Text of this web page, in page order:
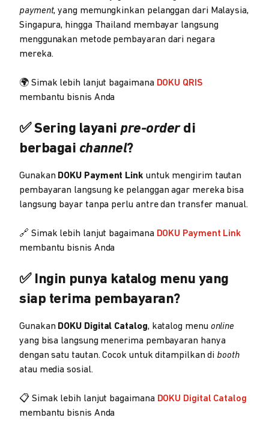
payment, yang memungkinkan pelanggan dari Malaysia,
Singapura, hingga Thailand membayar langsung
menggunakan metode pembayaran dari negara
mereka.
🌍 Simak lebih lanjut bagaimana DOKU QRIS
membantu bisnis Anda
✅ Sering layani pre-order di
berbagai channel?
Gunakan DOKU Payment Link untuk mengirim tautan
pembayaran langsung ke pelanggan agar mereka bisa
langsung bayar tanpa perlu antre dan transfer manual.
🔗 Simak lebih lanjut bagaimana DOKU Payment Link
membantu bisnis Anda
✅ Ingin punya katalog menu yang
siap terima pembayaran?
Gunakan DOKU Digital Catalog, katalog menu online
yang bisa langsung menerima pembayaran hanya
dengan satu tautan. Cocok untuk ditampilkan di booth
atau media sosial.
📋 Simak lebih lanjut bagaimana DOKU Digital Catalog
membantu bisnis Anda